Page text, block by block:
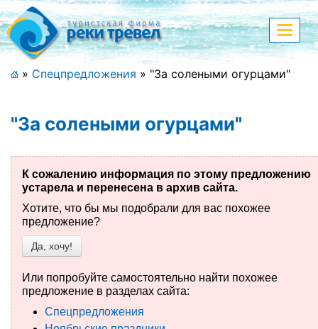
Меню
+7 (911) 182-44-68
Полная версия сайта
Главная
Спецпредложения
Праздничные туры
Страны и направления
Поиск тура
меню
» Спецпредложения » "За солеными огурцами"
"За солеными огурцами"
К сожалению информация по этому предложению
устарела и перенесена в архив сайта.
Хотите, что бы мы подобрали для вас похожее
предложение?
Да, хочу!
Или попробуйте самостоятельно найти похожее
предложение в разделах сайта:
Спецпредложения